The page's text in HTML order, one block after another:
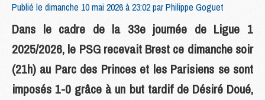
Publié le dimanche 10 mai 2026 à 23:02 parPhilippe Goguet
Dans le cadre de la 33e journée de Ligue 1
2025/2026, le PSG recevait Brest ce dimanche soir
(21h) au Parc des Princes et les Parisiens se sont
imposés 1-0 grâce à un but tardif de Désiré Doué,